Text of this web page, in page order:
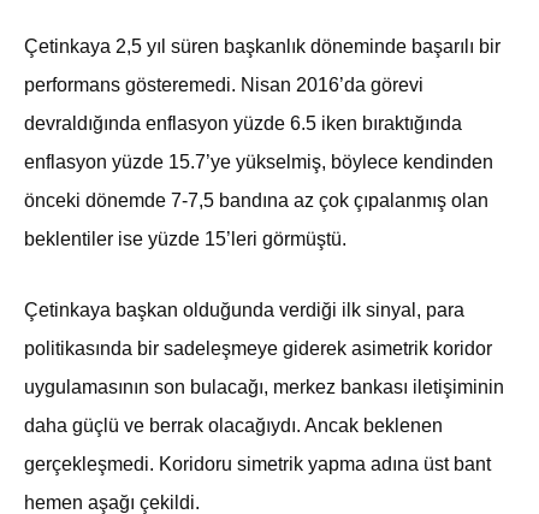
Çetinkaya 2,5 yıl süren başkanlık döneminde başarılı bir
performans gösteremedi. Nisan 2016’da görevi
devraldığında enflasyon yüzde 6.5 iken bıraktığında
enflasyon yüzde 15.7’ye yükselmiş, böylece kendinden
önceki dönemde 7-7,5 bandına az çok çıpalanmış olan
beklentiler ise yüzde 15’leri görmüştü.
Çetinkaya başkan olduğunda verdiği ilk sinyal, para
politikasında bir sadeleşmeye giderek asimetrik koridor
uygulamasının son bulacağı, merkez bankası iletişiminin
daha güçlü ve berrak olacağıydı. Ancak beklenen
gerçekleşmedi. Koridoru simetrik yapma adına üst bant
hemen aşağı çekildi.